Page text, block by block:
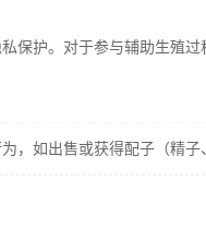
保护。对于参与辅助生殖
，如出售或获得配子（精子